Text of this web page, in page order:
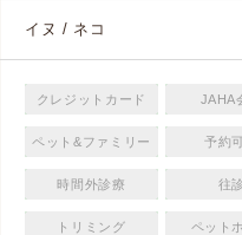
イヌ / ネコ
クレジットカード JAHA
ペット&ファミリー 予約
時間外診療 往診
トリミング ペット